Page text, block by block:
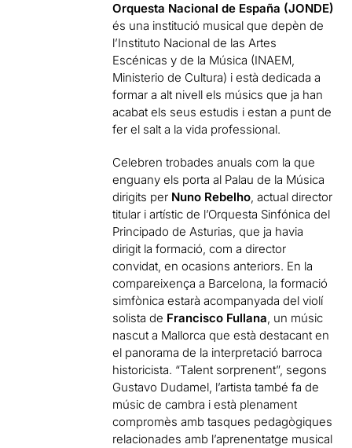
Orquesta Nacional de España (JONDE)
és una institució musical que depèn de
l’Instituto Nacional de las Artes
Escénicas y de la Música (INAEM,
Ministerio de Cultura) i està dedicada a
formar a alt nivell els músics que ja han
acabat els seus estudis i estan a punt de
fer el salt a la vida professional.
Celebren trobades anuals com la que
enguany els porta al Palau de la Música
dirigits per Nuno Rebelho, actual director
titular i artístic de l’Orquesta Sinfónica del
Principado de Asturias, que ja havia
dirigit la formació, com a director
convidat, en ocasions anteriors. En la
compareixença a Barcelona, la formació
simfònica estarà acompanyada del violí
solista de Francisco Fullana, un músic
nascut a Mallorca que està destacant en
el panorama de la interpretació barroca
historicista. “Talent sorprenent”, segons
Gustavo Dudamel, l’artista també fa de
músic de cambra i està plenament
compromès amb tasques pedagògiques
relacionades amb l’aprenentatge musical